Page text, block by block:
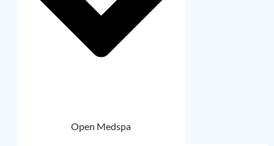
Open Medspa